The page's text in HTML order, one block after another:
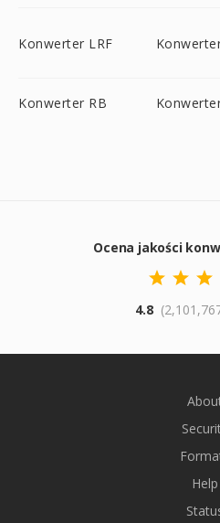
Konwerter LRF
Konwerter RB
Ocena jakości
4.8
Help